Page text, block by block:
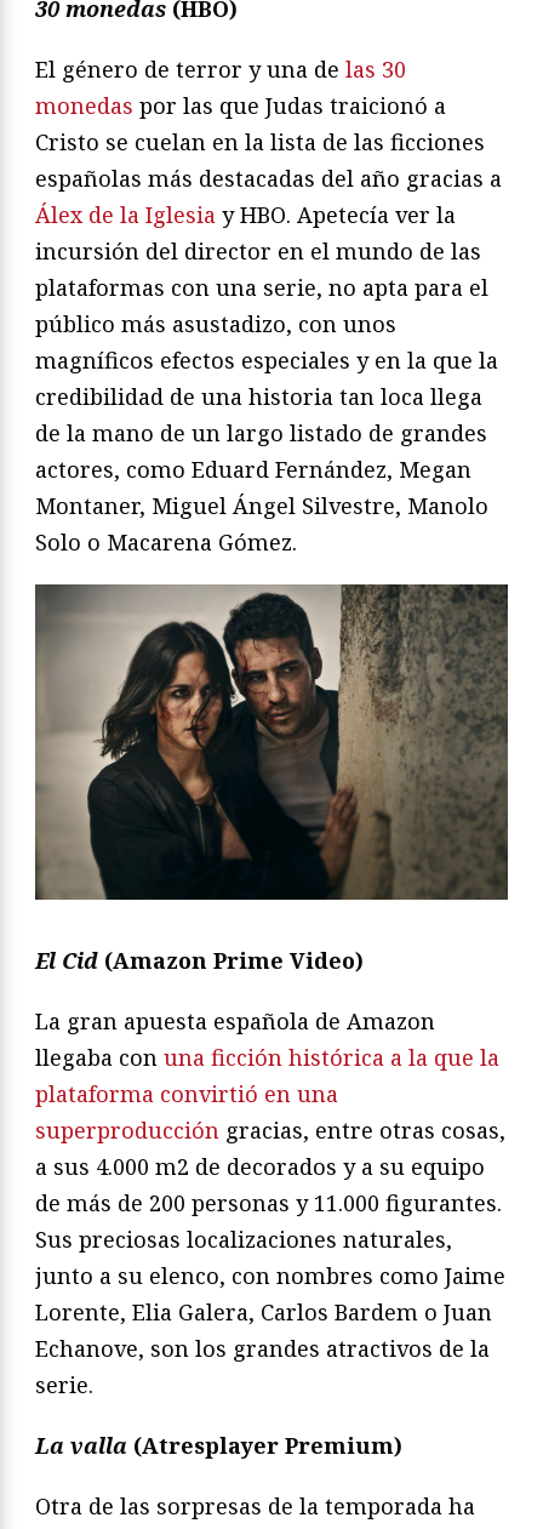
30 monedas (HBO)
El género de terror y una de las 30
monedas por las que Judas traicionó a
Cristo se cuelan en la lista de las ficciones
españolas más destacadas del año gracias a
Álex de la Iglesia y HBO. Apetecía ver la
incursión del director en el mundo de las
plataformas con una serie, no apta para el
público más asustadizo, con unos
magníficos efectos especiales y en la que la
credibilidad de una historia tan loca llega
de la mano de un largo listado de grandes
actores, como Eduard Fernández, Megan
Montaner, Miguel Ángel Silvestre, Manolo
Solo o Macarena Gómez.
El Cid (Amazon Prime Video)
La gran apuesta española de Amazon
llegaba con una ficción histórica a la que la
plataforma convirtió en una
superproducción gracias, entre otras cosas,
a sus 4.000 m2 de decorados y a su equipo
de más de 200 personas y 11.000 figurantes.
Sus preciosas localizaciones naturales,
junto a su elenco, con nombres como Jaime
Lorente, Elia Galera, Carlos Bardem o Juan
Echanove, son los grandes atractivos de la
serie.
La valla (Atresplayer Premium)
Otra de las sorpresas de la temporada ha